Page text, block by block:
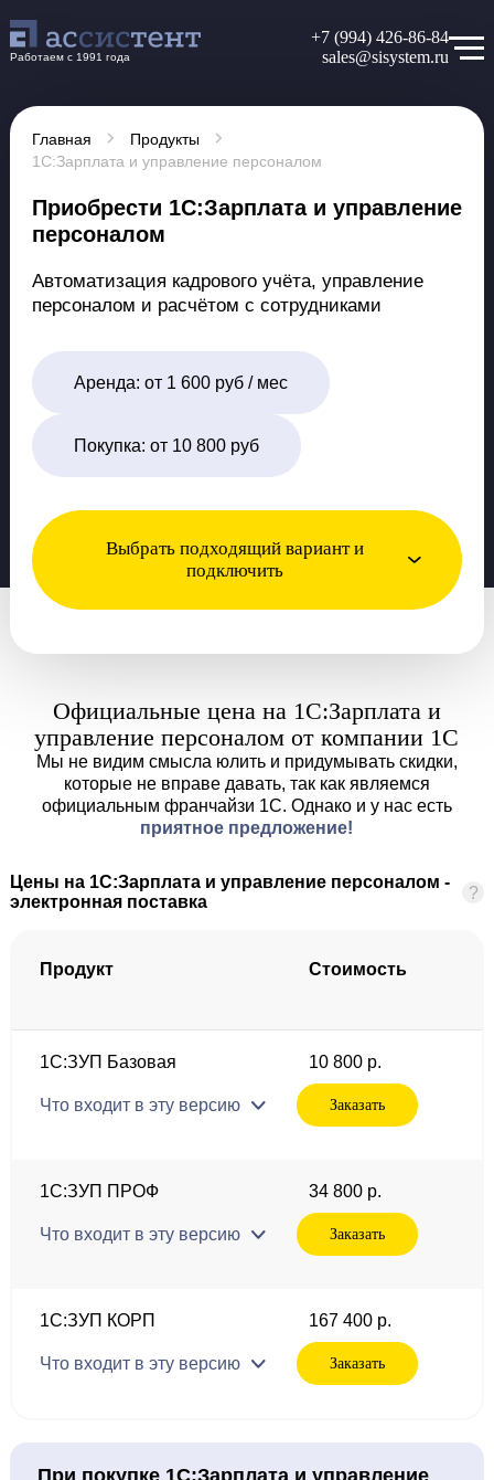
Работаем с 1991 года
+7 (994) 426-86-84
sales@sisystem.ru
Главная
Продукты
1С:Зарплата и управление персоналом
Приобрести 1С:Зарплата и управление
персоналом
Автоматизация кадрового учёта, управление
персоналом и расчётом с сотрудниками
Аренда: от 1 600 руб / мес
Покупка: от 10 800 руб
Выбрать подходящий вариант и
подключить
Официальные цена на 1С:Зарплата и
управление персоналом от компании 1С
Мы не видим смысла юлить и придумывать скидки,
которые не вправе давать, так как являемся
официальным франчайзи 1С. Однако и у нас есть
приятное предложение!
Цены на 1С:Зарплата и управление персоналом -
электронная поставка
?
Продукт Стоимость
1С:ЗУП Базовая 10 800 р.
Что входит в эту версию Заказать
1С:ЗУП ПРОФ 34 800 р.
Что входит в эту версию Заказать
1С:ЗУП КОРП 167 400 р.
Что входит в эту версию Заказать
При покупке 1С:Зарплата и управление